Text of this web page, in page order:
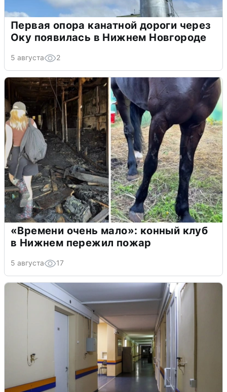
Первая опора канатной дороги через
Оку появилась в Нижнем Новгороде
5 августа 2
«Времени очень мало»: конный клуб
в Нижнем пережил пожар
5 августа 17